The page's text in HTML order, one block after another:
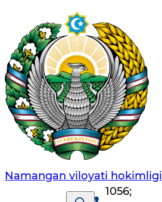
Namangan vilоyati hоkimligi
1056;